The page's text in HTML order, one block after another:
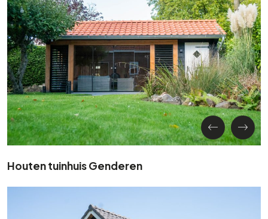
Houten tuinhuis Genderen